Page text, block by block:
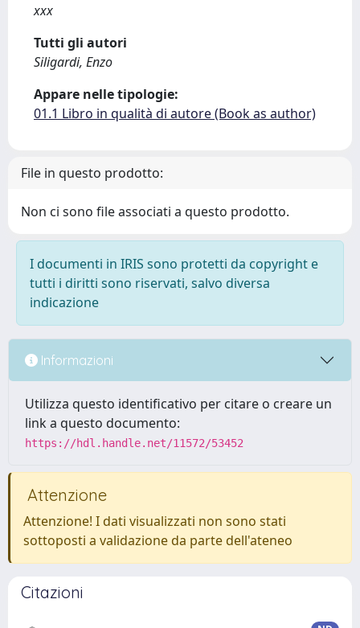
xxx
Tutti gli autori
Siligardi, Enzo
Appare nelle tipologie:
01.1 Libro in qualità di autore (Book as author)
File in questo prodotto:
Non ci sono file associati a questo prodotto.
I documenti in IRIS sono protetti da copyright e
tutti i diritti sono riservati, salvo diversa
indicazione
Informazioni
Utilizza questo identificativo per citare o creare un
link a questo documento:
https://hdl.handle.net/11572/53452
Attenzione
Attenzione! I dati visualizzati non sono stati
sottoposti a validazione da parte dell'ateneo
Citazioni